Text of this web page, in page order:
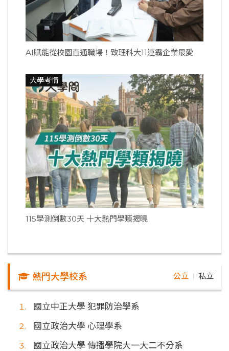
AI賦能從校園直通職場！致理科大11連霸企業最愛
大學考情
115學測倒數30天 十大熱門學類揭曉
熱門大學校系 公立 私立
國立中正大學 犯罪防治學系
國立政治大學 心理學系
國立政治大學 傳播學院大一大二不分系